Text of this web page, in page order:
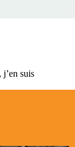
j’en suis